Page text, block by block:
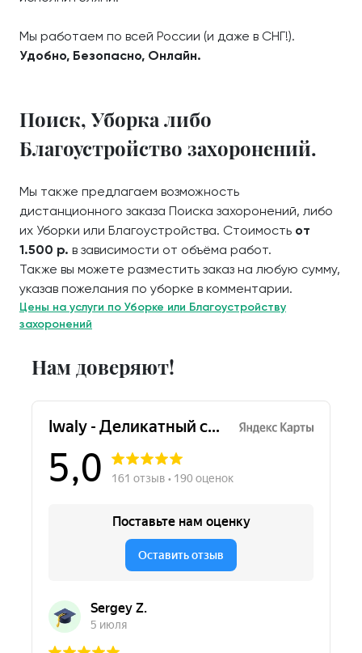
Мы работаем по всей России (и даже в СНГ!).
Удобно, Безопасно, Онлайн.
Поиск, Уборка либо
Благоустройство захоронений.
Мы также предлагаем возможность
дистанционного заказа Поиска захоронений, либо
их Уборки или Благоустройства. Стоимость от
1.500 р. в зависимости от объёма работ.
Также вы можете разместить заказ на любую сумму,
указав пожелания по уборке в комментарии.
Цены на услуги по Уборке или Благоустройству
захоронений
Нам доверяют!